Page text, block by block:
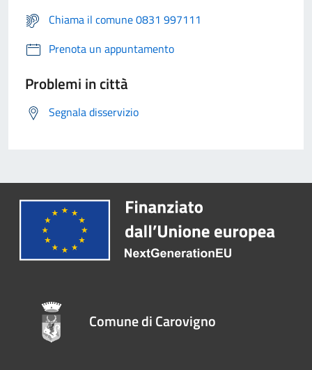
Chiama il comune 0831 997111
Prenota un appuntamento
Problemi in città
Segnala disservizio
Comune di Carovigno